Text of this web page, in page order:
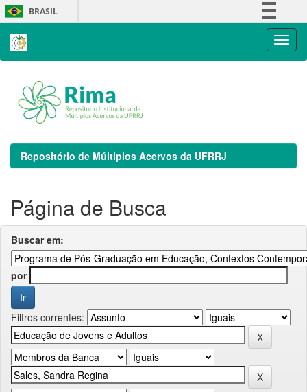
Skip
navigation
BRASIL
Repositório de Múltiplos Acervos da UFRRJ
Página de Busca
Buscar em:
por
Filtros correntes: